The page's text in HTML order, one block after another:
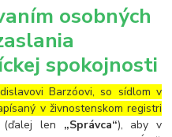
osobných
spokojnosti
Barzóovi, so sídlom v
v živnostenskom registri
(ďalej len „Správca“), aby v